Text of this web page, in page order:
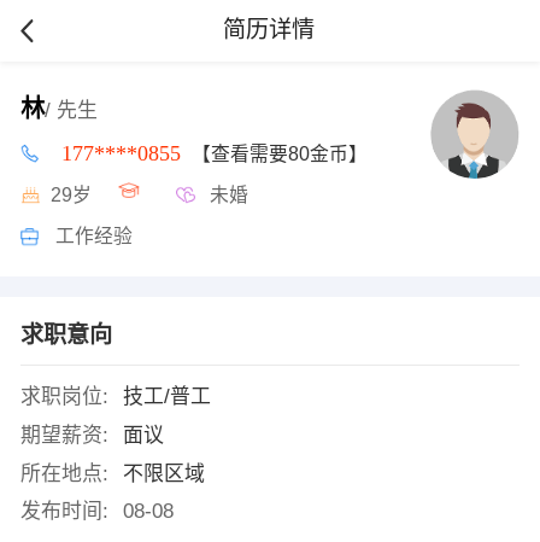
简历详情
林/ 先生
177****0855 【查看需要80金币】
29岁 未婚
工作经验
求职意向
求职岗位:
技工/普工
期望薪资:
面议
所在地点:
不限区域
发布时间:
08-08